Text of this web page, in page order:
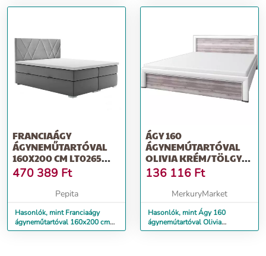
FRANCIAÁGY
ÁGYNEMŰTARTÓVAL
160X200 CM LT0265
SZÜRKE
470 389 Ft
Pepita
Hasonlók, mint Franciaágy
ágyneműtartóval 160x200 cm
LT0265 szürke
ÁGY 160
ÁGYNEMÚTARTÓVAL
OLIVIA KRÉM/TÖLGY
ANCONA
136 116 Ft
MerkuryMarket
Hasonlók, mint Ágy 160
ágynemútartóval Olivia
Krém/Tölgy Ancona